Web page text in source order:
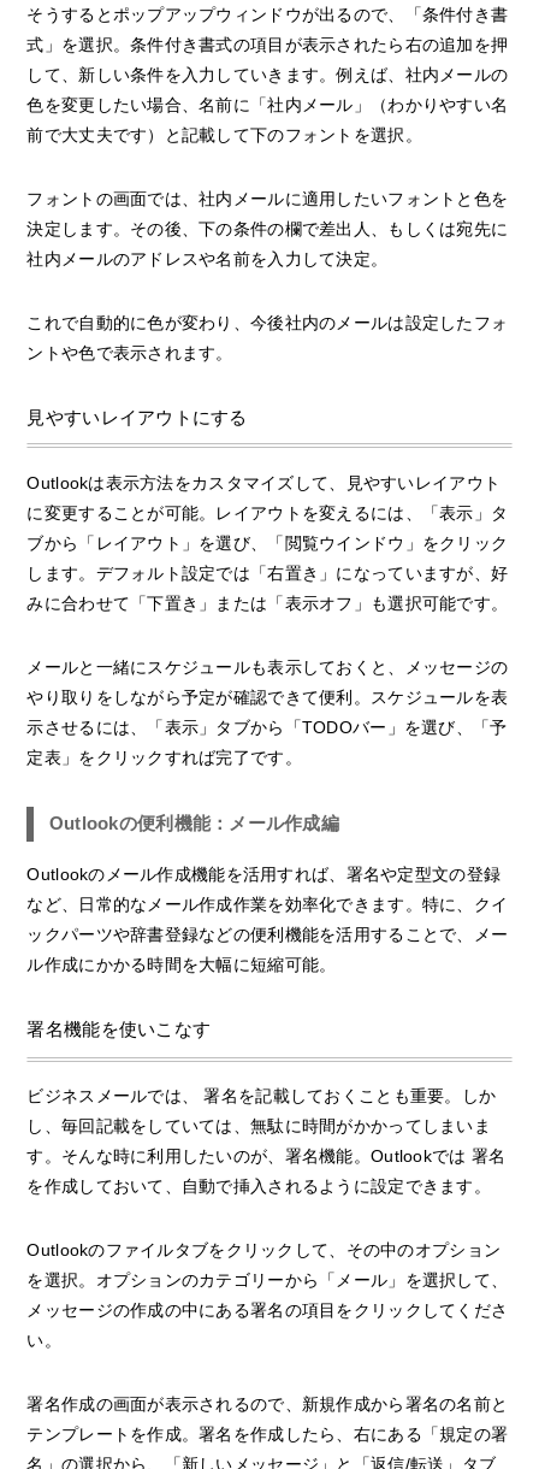
そうするとポップアップウィンドウが出るので、「条件付き書
式」を選択。条件付き書式の項目が表示されたら右の追加を押
して、新しい条件を入力していきます。例えば、社内メールの
色を変更したい場合、名前に「社内メール」（わかりやすい名
前で大丈夫です）と記載して下のフォントを選択。
フォントの画面では、社内メールに適用したいフォントと色を
決定します。その後、下の条件の欄で差出人、もしくは宛先に
社内メールのアドレスや名前を入力して決定。
これで自動的に色が変わり、今後社内のメールは設定したフォ
ントや色で表示されます。
見やすいレイアウトにする
Outlookは表示方法をカスタマイズして、見やすいレイアウト
に変更することが可能。レイアウトを変えるには、「表示」タ
ブから「レイアウト」を選び、「閲覧ウインドウ」をクリック
します。デフォルト設定では「右置き」になっていますが、好
みに合わせて「下置き」または「表示オフ」も選択可能です。
メールと一緒にスケジュールも表示しておくと、メッセージの
やり取りをしながら予定が確認できて便利。スケジュールを表
示させるには、「表示」タブから「TODOバー」を選び、「予
定表」をクリックすれば完了です。
Outlookの便利機能：メール作成編
Outlookのメール作成機能を活用すれば、署名や定型文の登録
など、日常的なメール作成作業を効率化できます。特に、クイ
ックパーツや辞書登録などの便利機能を活用することで、メー
ル作成にかかる時間を大幅に短縮可能。
署名機能を使いこなす
ビジネスメールでは、 署名を記載しておくことも重要。しか
し、毎回記載をしていては、無駄に時間がかかってしまいま
す。そんな時に利用したいのが、署名機能。Outlookでは 署名
を作成しておいて、自動で挿入されるように設定できます。
Outlookのファイルタブをクリックして、その中のオプション
を選択。オプションのカテゴリーから「メール」を選択して、
メッセージの作成の中にある署名の項目をクリックしてくださ
い。
署名作成の画面が表示されるので、新規作成から署名の名前と
テンプレートを作成。署名を作成したら、右にある「規定の署
名」の選択から、「新しいメッセージ」と「返信/転送」タブ